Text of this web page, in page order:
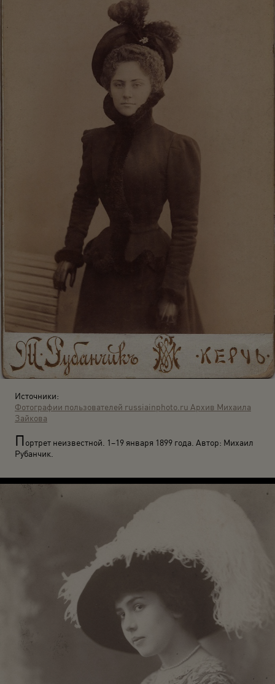
Источники:
Фотографии пользователей russiainphoto.ru Архив Михаила
Зайкова
Портрет неизвестной. 1–19 января 1899 года. Автор: Михаил
Рубанчик.